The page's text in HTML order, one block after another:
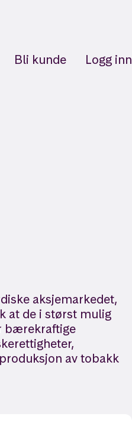
Bli kunde Logg inn
aksjemarkedet,
at de i størst mulig
bærekraftige
av tobakk